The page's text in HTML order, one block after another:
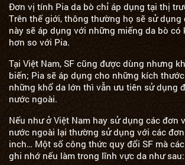
Đơn vị tính Pia da bò chỉ áp dụng tại thị
Trên thế giới, thông thường họ sẽ sử dụng
này sẽ áp dụng với những miếng da bò
hơn so với Pia.
Tại Việt Nam, SF cũng được dùng nhưng
biến; Pia sẽ áp dụng cho những kích
những khổ da lớn thì vẫn ưu tiên sử dụng
nước ngoài.
Nếu như ở Việt Nam hay sử dụng các đơn
nước ngoài lại thường sử dụng với các
inch… Một số công thức quy đổi SF mà
ghi nhớ nếu làm trong lĩnh vực da như sau: